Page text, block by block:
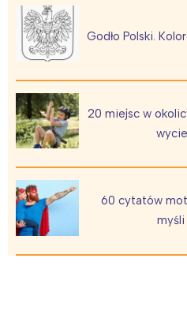
Godło Polski.
20 miejsc w
60 cytatów
Interesują mnie
Warszawa
Łódź
Trójmiasto
Poznań
Wrocław